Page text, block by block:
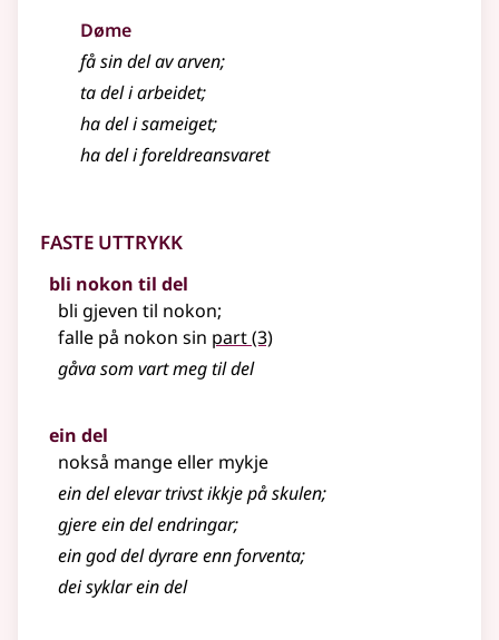
Døme
få sin del av arven;
ta del i arbeidet;
ha del i sameiget;
ha del i foreldreansvaret
Faste uttrykk
bli nokon til del
bli gjeven til nokon;
falle på nokon sin part(3)
gåva som vart meg til del
ein del
nokså mange eller mykje
ein del elevar trivst ikkje på skulen;
gjere ein del endringar;
ein god del dyrare enn forventa;
dei syklar ein del